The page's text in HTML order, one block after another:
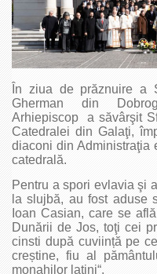
În ziua de prăznuire a
Gherman din
Arhiepiscop a săvârşit
Catedralei din Galaţi,
diaconi din Administraţia
catedrală.
Pentru a spori evlavia şi
la slujbă, au fost aduse
Ioan Casian, care se
Dunării de Jos, toţi cei
cinsti după cuviință pe
creștine, fiu al
monahilor latini“.